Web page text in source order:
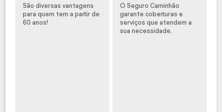
São diversas vantagens
para quem tem a partir de
60 anos!
O Seguro Caminhão
garante coberturas e
serviços que atendem a
sua necessidade.